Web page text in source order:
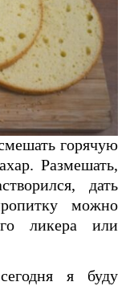
горячую
Размешать,
дать
можно
ликера или
я буду